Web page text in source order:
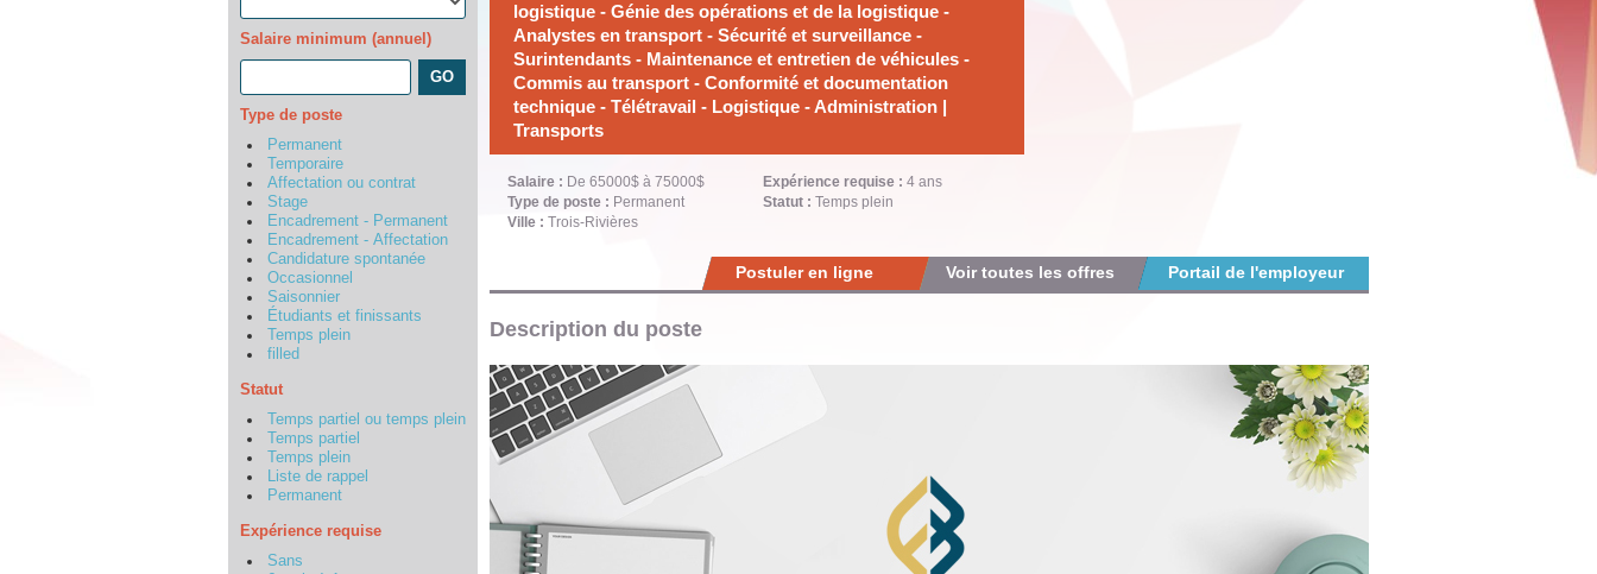
Salaire minimum (annuel)
Type de poste
Permanent
Temporaire
Affectation ou contrat
Stage
Encadrement - Permanent
Encadrement - Affectation
Candidature spontanée
Occasionnel
Saisonnier
Étudiants et finissants
Temps plein
filled
Statut
Temps partiel ou temps plein
Temps partiel
Temps plein
Liste de rappel
Permanent
Expérience requise
Sans
logistique - Génie des opérations et de la logistique -
Analystes en transport - Sécurité et surveillance -
Surintendants - Maintenance et entretien de véhicules -
Commis au transport - Conformité et documentation
technique - Télétravail - Logistique - Administration |
Transports
Salaire : De 65000$ à 75000$
Type de poste : Permanent
Ville : Trois-Rivières
Expérience requise : 4 ans
Statut : Temps plein
Portail de l'employeur
Voir toutes les offres
Postuler en ligne
Description du poste